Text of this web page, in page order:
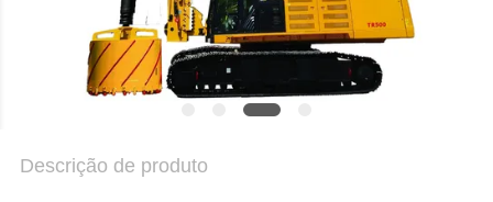
Descrição de produto